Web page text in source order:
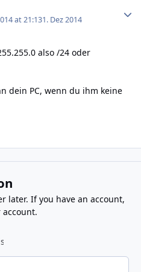
at 21:131. Dez 2014
also /24 oder
dein PC, wenn du ihm keine
later. If you have an account,